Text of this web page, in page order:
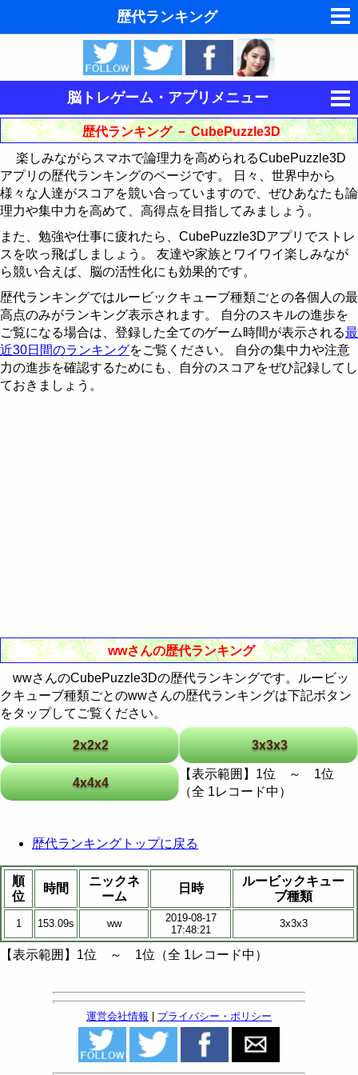
歴代ランキング
夢の夢占い
東洋・西洋占星術
ホラリー占星術
手相占いで未来診断
タロットカードで無料占い
飛星派風水で住宅開運
男と女の心理学と心理テスト
脳の機能と心と体の健康
Western-Eastern Astrology
脳トレゲーム・アプリメニュー
集中力を鍛える
キングをたたけ
歴代ランキング
最近30日間のランキング
Follow The Order
歴代ランキング
最近30日間のランキング
記憶力を鍛える
神経衰弱
歴代ランキング
最近30日間のランキング
論理力を鍛える
15パズル
15パズルの解き方
歴代ランキング
最近30日間のランキング
CubePuzzle3D
CubePuzzle3D攻略法
歴代ランキング
最近30日間のランキング
運動制御能力を鍛える
BikeRace3D
歴代ランキング
RealBreaker3D
歴代ランキング － CubePuzzle3D
楽しみながらスマホで論理力を高められるCubePuzzle3D
アプリの歴代ランキングのページです。 日々、世界中から
様々な人達がスコアを競い合っていますので、ぜひあなたも論
理力や集中力を高めて、高得点を目指してみましょう。
また、勉強や仕事に疲れたら、CubePuzzle3Dアプリでストレ
スを吹っ飛ばしましょう。 友達や家族とワイワイ楽しみなが
ら競い合えば、脳の活性化にも効果的です。
歴代ランキングではルービックキューブ種類ごとの各個人の最
高点のみがランキング表示されます。 自分のスキルの進歩を
ご覧になる場合は、登録した全てのゲーム時間が表示される最
近30日間のランキングをご覧ください。 自分の集中力や注意
力の進歩を確認するためにも、自分のスコアをぜひ記録してし
ておきましょう。
wwさんの歴代ランキング
wwさんのCubePuzzle3Dの歴代ランキングです。ルービッ
クキューブ種類ごとのwwさんの歴代ランキングは下記ボタン
をタップしてご覧ください。
2x2x2 3x3x3
4x4x4
【表示範囲】1位 ～ 1位
（全 1レコード中）
歴代ランキングトップに戻る
順
位
時間
ニックネ
ーム
日時
ルービックキュー
ブ種類
1 153.09s ww
2019-08-17
17:48:21
3x3x3
【表示範囲】1位 ～ 1位（全 1レコード中）
運営会社情報 | プライバシー・ポリシー